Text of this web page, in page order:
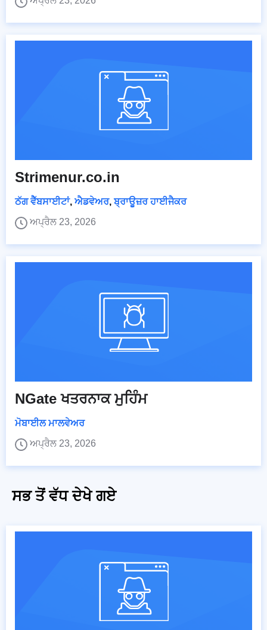
Strimenur.co.in
ਠੱਗ ਵੈੱਬਸਾਈਟਾਂ, ਐਡਵੇਅਰ,ਬ੍ਰਾਊਜ਼ਰ ਹਾਈਜੈਕਰ
ਅਪ੍ਰੈਲ 23, 2026
NGate ਖਤਰਨਾਕ ਮੁਹਿੰਮ
ਮੋਬਾਈਲ ਮਾਲਵੇਅਰ
ਅਪ੍ਰੈਲ 23, 2026
ਸਭ ਤੋਂ ਵੱਧ ਦੇਖੇ ਗਏ